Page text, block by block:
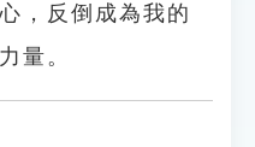
，反倒成為我的
量。